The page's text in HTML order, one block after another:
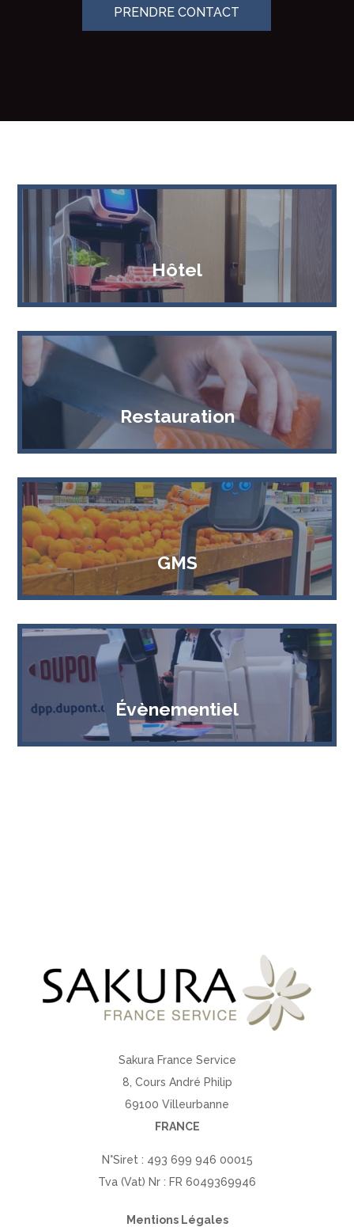
PRENDRE CONTACT
Hôtel
Restauration
GMS
Évènementiel
Sakura France Service
8, Cours André Philip
69100 Villeurbanne
FRANCE
N°Siret : 493 699 946 00015
Tva (Vat) Nr : FR 6049369946
Mentions Légales